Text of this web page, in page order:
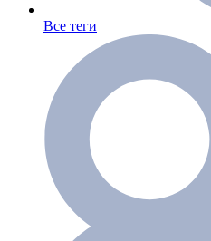
Все теги